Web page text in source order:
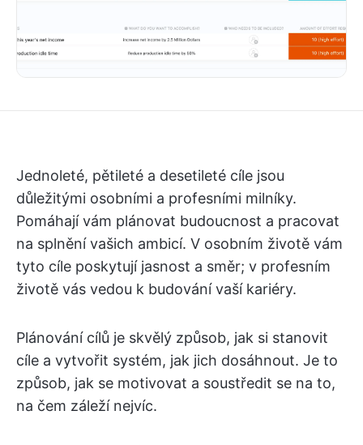
Jednoleté, pětileté a desetileté cíle jsou
důležitými osobními a profesními milníky.
Pomáhají vám plánovat budoucnost a pracovat
na splnění vašich ambicí. V osobním životě vám
tyto cíle poskytují jasnost a směr; v profesním
životě vás vedou k budování vaší kariéry.
Plánování cílů je skvělý způsob, jak si stanovit
cíle a vytvořit systém, jak jich dosáhnout. Je to
způsob, jak se motivovat a soustředit se na to,
na čem záleží nejvíc.